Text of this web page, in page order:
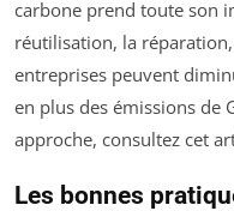
carbone prend toute son
réutilisation, la
entreprises peuvent
en plus des émissions de
approche, consultez cet
Les bonnes